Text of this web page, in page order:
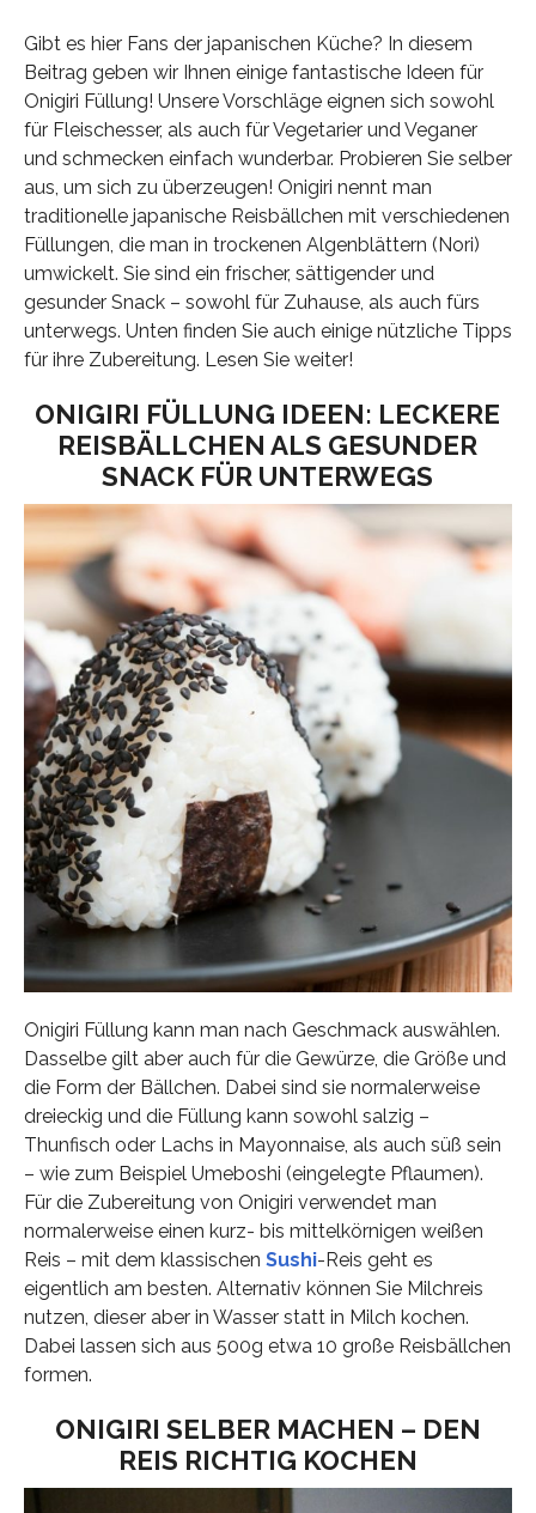
Gibt es hier Fans der japanischen Küche? In diesem
Beitrag geben wir Ihnen einige fantastische Ideen für
Onigiri Füllung! Unsere Vorschläge eignen sich sowohl
für Fleischesser, als auch für Vegetarier und Veganer
und schmecken einfach wunderbar. Probieren Sie selber
aus, um sich zu überzeugen! Onigiri nennt man
traditionelle japanische Reisbällchen mit verschiedenen
Füllungen, die man in trockenen Algenblättern (Nori)
umwickelt. Sie sind ein frischer, sättigender und
gesunder Snack – sowohl für Zuhause, als auch fürs
unterwegs. Unten finden Sie auch einige nützliche Tipps
für ihre Zubereitung. Lesen Sie weiter!
ONIGIRI FÜLLUNG IDEEN: LECKERE
REISBÄLLCHEN ALS GESUNDER
SNACK FÜR UNTERWEGS
Onigiri Füllung kann man nach Geschmack auswählen.
Dasselbe gilt aber auch für die Gewürze, die Größe und
die Form der Bällchen. Dabei sind sie normalerweise
dreieckig und die Füllung kann sowohl salzig –
Thunfisch oder Lachs in Mayonnaise, als auch süß sein
– wie zum Beispiel Umeboshi (eingelegte Pflaumen).
Für die Zubereitung von Onigiri verwendet man
normalerweise einen kurz- bis mittelkörnigen weißen
Reis – mit dem klassischen Sushi-Reis geht es
eigentlich am besten. Alternativ können Sie Milchreis
nutzen, dieser aber in Wasser statt in Milch kochen.
Dabei lassen sich aus 500g etwa 10 große Reisbällchen
formen.
ONIGIRI SELBER MACHEN – DEN
REIS RICHTIG KOCHEN